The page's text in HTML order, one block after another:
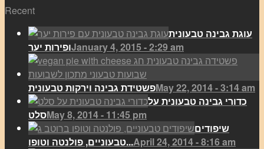
Recent
עוגת גבינה טבעונית
ופירות יערJanuary 4, 2015 - 2:29 am
פשטידת גבינה וירקות טבעוניתMay 22, 2014 - 3:14 am
כדורי גבינה טבעונית על
סלטMay 8, 2014 - 11:45 pm
שיפודים
טבעוניים, פולנטה וטופו...April 24, 2014 - 8:16 am